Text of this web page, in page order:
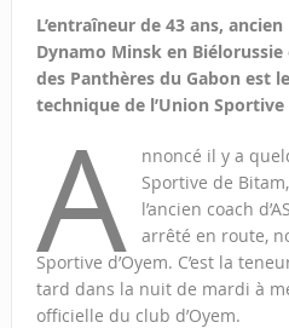
L’entraîneur de 43 ans,
Dynamo Minsk en
des Panthères du Gabon est
technique de l’Union Sportive
A
nnoncé il y a
Sportive de
l’ancien coach
arrêté en route,
Sportive d’Oyem. C’est la
tard dans la nuit de mardi à
officielle du club d’Oyem.